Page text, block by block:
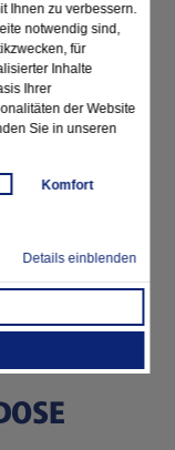
Ihnen zu verbessern.
notwendig sind,
für
Inhalte
Ihrer
der Website
Sie in unseren
Komfort
Details einblenden